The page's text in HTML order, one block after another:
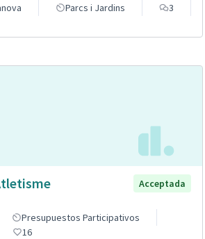
Parcs i Jardins
3
Acceptada
Presupuestos Participativos
16